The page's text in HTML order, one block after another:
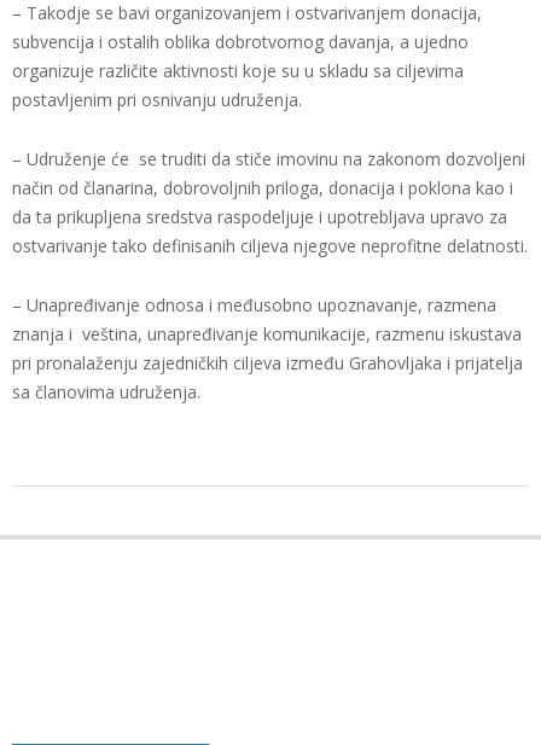
– Takodje se bavi organizovanjem i ostvarivanjem donacija,
subvencija i ostalih oblika dobrotvornog davanja, a ujedno
organizuje različite aktivnosti koje su u skladu sa ciljevima
postavljenim pri osnivanju udruženja.
– Udruženje će se truditi da stiče imovinu na zakonom dozvoljeni
način od članarina, dobrovoljnih priloga, donacija i poklona kao i
da ta prikupljena sredstva raspodeljuje i upotrebljava upravo za
ostvarivanje tako definisanih ciljeva njegove neprofitne delatnosti.
– Unapređivanje odnosa i međusobno upoznavanje, razmena
znanja i veština, unapređivanje komunikacije, razmenu iskustava
pri pronalaženju zajedničkih ciljeva između Grahovljaka i prijatelja
sa članovima udruženja.